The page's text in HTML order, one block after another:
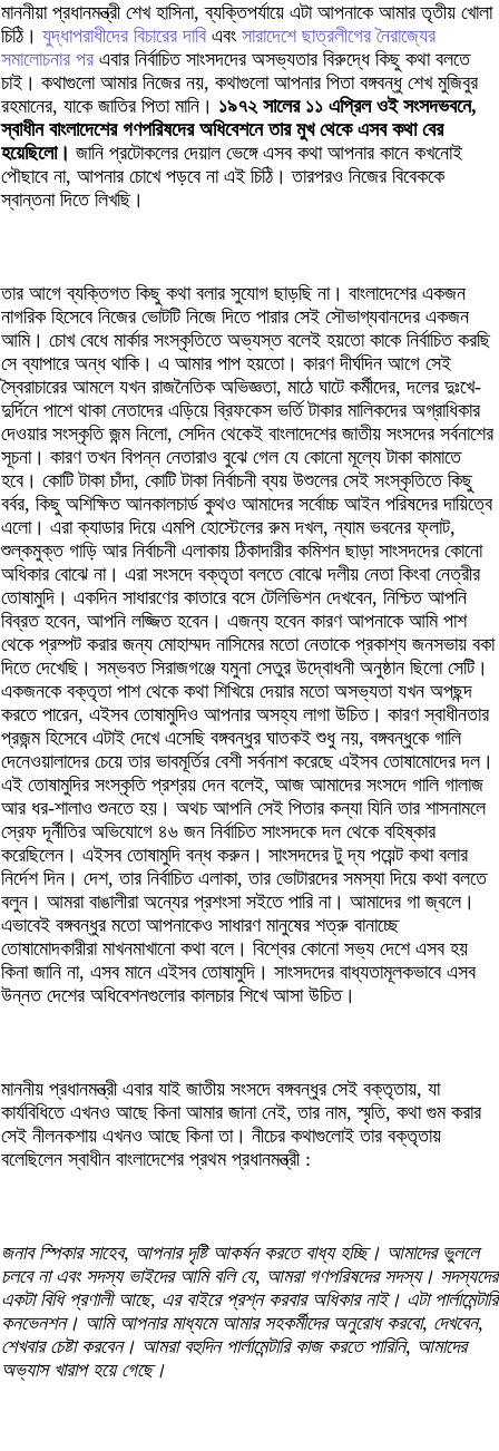
মাননীয়া প্রধানমন্ত্রী শেখ হাসিনা, ব্যক্তিপর্যায়ে এটা আপনাকে আমার তৃতীয় খোলা
চিঠি। যুদ্ধাপরাধীদের বিচারের দাবি এবং সারাদেশে ছাত্রলীগের নৈরাজ্যের
সমালোচনার পর এবার নির্বাচিত সাংসদদের অসভ্যতার বিরুদ্ধে কিছু কথা বলতে
চাই। কথাগুলো আমার নিজের নয়, কথাগুলো আপনার পিতা বঙ্গবন্ধু শেখ মুজিবুর
রহমানের, যাকে জাতির পিতা মানি। ১৯৭২ সালের ১১ এপ্রিল ওই সংসদভবনে,
স্বাধীন বাংলাদেশের গণপরিষদের অধিবেশনে তার মুখ থেকে এসব কথা বের
হয়েছিলো। জানি প্রটোকলের দেয়াল ভেঙ্গে এসব কথা আপনার কানে কখনোই
পৌছাবে না, আপনার চোখে পড়বে না এই চিঠি। তারপরও নিজের বিবেককে
স্বান্তনা দিতে লিখছি।
তার আগে ব্যক্তিগত কিছু কথা বলার সুযোগ ছাড়ছি না। বাংলাদেশের একজন
নাগরিক হিসেবে নিজের ভোটটি নিজে দিতে পারার সেই সৌভাগ্যবানদের একজন
আমি। চোখ বেধে মার্কার সংস্কৃতিতে অভ্যস্ত বলেই হয়তো কাকে নির্বাচিত করছি
সে ব্যাপারে অন্ধ থাকি। এ আমার পাপ হয়তো। কারণ দীর্ঘদিন আগে সেই
স্বৈরাচারের আমলে যখন রাজনৈতিক অভিজ্ঞতা, মাঠে ঘাটে কর্মীদের, দলের দুঃখে-
দুর্দিনে পাশে থাকা নেতাদের এড়িয়ে ব্রিফকেস ভর্তি টাকার মালিকদের অগ্রাধিকার
দেওয়ার সংস্কৃতি জন্ম নিলো, সেদিন থেকেই বাংলাদেশের জাতীয় সংসদের সর্বনাশের
সূচনা। কারণ তখন বিপন্ন নেতারাও বুঝে গেল যে কোনো মূল্যে টাকা কামাতে
হবে। কোটি টাকা চাঁদা, কোটি টাকা নির্বাচনী ব্যয় উশুলের সেই সংস্কৃতিতে কিছু
বর্বর, কিছু অশিক্ষিত আনকালচার্ড কুথও আমাদের সর্বোচ্চ আইন পরিষদের দায়িত্বে
এলো। এরা ক্যাডার দিয়ে এমপি হোস্টেলের রুম দখল, ন্যাম ভবনের ফ্লাট,
শুল্কমুক্ত গাড়ি আর নির্বাচনী এলাকায় ঠিকাদারীর কমিশন ছাড়া সাংসদদের কোনো
অধিকার বোঝে না। এরা সংসদে বক্তৃতা বলতে বোঝে দলীয় নেতা কিংবা নেত্রীর
তোষামুদি। একদিন সাধারণের কাতারে বসে টেলিভিশন দেখবেন, নিশ্চিত আপনি
বিব্রত হবেন, আপনি লজ্জিত হবেন। এজন্য হবেন কারণ আপনাকে আমি পাশ
থেকে প্রম্পট করার জন্য মোহাম্মদ নাসিমের মতো নেতাকে প্রকাশ্য জনসভায় বকা
দিতে দেখেছি। সম্ভবত সিরাজগঞ্জে যমুনা সেতুর উদ্বোধনী অনুষ্ঠান ছিলো সেটি।
একজনকে বক্তৃতা পাশ থেকে কথা শিখিয়ে দেয়ার মতো অসভ্যতা যখন অপছন্দ
করতে পারেন, এইসব তোষামুদিও আপনার অসহ্য লাগা উচিত। কারণ স্বাধীনতার
প্রজন্ম হিসেবে এটাই দেখে এসেছি বঙ্গবন্ধুর ঘাতকই শুধু নয়, বঙ্গবন্ধুকে গালি
দেনেওয়ালাদের চেয়ে তার ভাবমূর্তির বেশী সর্বনাশ করেছে এইসব তোষামোদের দল।
এই তোষামুদির সংস্কৃতি প্রশ্রয় দেন বলেই, আজ আমাদের সংসদে গালি গালাজ
আর ধর-শালাও শুনতে হয়। অথচ আপনি সেই পিতার কন্যা যিনি তার শাসনামলে
স্রেফ দূর্নীতির অভিযোগে ৪৬ জন নির্বাচিত সাংসদকে দল থেকে বহিষ্কার
করেছিলেন। এইসব তোষামুদি বন্ধ করুন। সাংসদদের টু দ্য পয়েন্ট কথা বলার
নির্দেশ দিন। দেশ, তার নির্বাচিত এলাকা, তার ভোটারদের সমস্যা দিয়ে কথা বলতে
বলুন। আমরা বাঙালীরা অন্যের প্রশংসা সইতে পারি না। আমাদের গা জ্বলে।
এভাবেই বঙ্গবন্ধুর মতো আপনাকেও সাধারণ মানুষের শত্রু বানাচ্ছে
তোষামোদকারীরা মাখনমাখানো কথা বলে। বিশ্বের কোনো সভ্য দেশে এসব হয়
কিনা জানি না, এসব মানে এইসব তোষামুদি। সাংসদদের বাধ্যতামূলকভাবে এসব
উন্নত দেশের অধিবেশনগুলোর কালচার শিখে আসা উচিত।
মাননীয় প্রধানমন্ত্রী এবার যাই জাতীয় সংসদে বঙ্গবন্ধুর সেই বক্তৃতায়, যা
কার্যবিধিতে এখনও আছে কিনা আমার জানা নেই, তার নাম, স্মৃতি, কথা গুম করার
সেই নীলনকশায় এখনও আছে কিনা তা। নীচের কথাগুলোই তার বক্তৃতায়
বলেছিলেন স্বাধীন বাংলাদেশের প্রথম প্রধানমন্ত্রী :
জনাব স্পিকার সাহেব, আপনার দৃষ্টি আকর্ষন করতে বাধ্য হচ্ছি। আমাদের ভুললে
চলবে না এবং সদস্য ভাইদের আমি বলি যে, আমরা গণপরিষদের সদস্য। সদস্যদের
একটা বিধি প্রণালী আছে, এর বাইরে প্রশ্ন করবার অধিকার নাই। এটা পার্লামেন্টারি
কনভেনশন। আমি আপনার মাধ্যমে আমার সহকর্মীদের অনুরোধ করবো, দেখবেন,
শেখবার চেষ্টা করবেন। আমরা বহুদিন পার্লামেন্টারি কাজ করতে পারিনি, আমাদের
অভ্যাস খারাপ হয়ে গেছে।